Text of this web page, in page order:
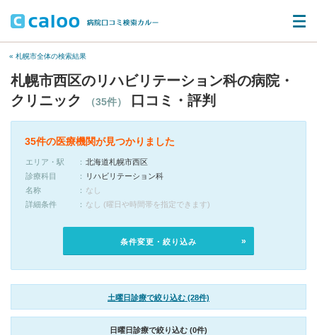
« 札幌市全体の検索結果
札幌市西区のリハビリテーション科の病院・
クリニック
（35件） 口コミ・評判
35件の医療機関が見つかりました
エリア・駅
北海道札幌市西区
診療科目
リハビリテーション科
名称
なし
詳細条件
なし (曜日や時間帯を指定できます)
条件変更・絞り込み
土曜日診療で絞り込む (28件)
日曜日診療で絞り込む (0件)